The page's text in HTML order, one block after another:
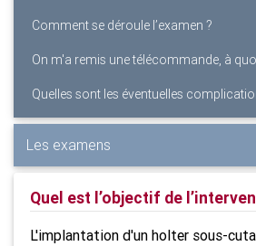
Comment se déroule l’examen ?
On m'a remis une télécommande, à
Quelles sont les éventuelles
Les examens
Quel est l’objectif de
L'implantation d'un holter sous-